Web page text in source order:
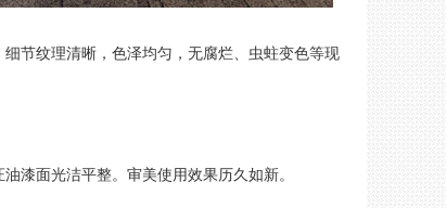
节纹理清晰，色泽均匀，无腐烂、虫蛀变色等现
漆面光洁平整。审美使用效果历久如新。